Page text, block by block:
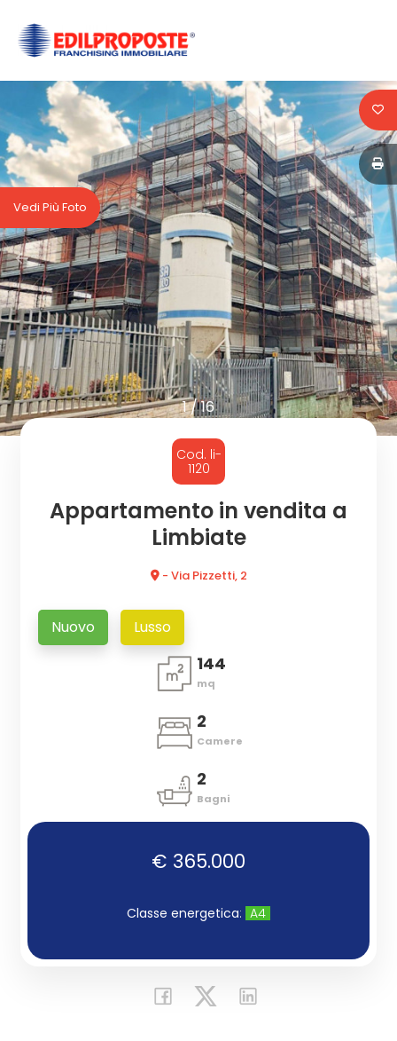
1/16
Vedi Più Foto
Cod. li-
1120
Appartamento in vendita a
Limbiate
- Via Pizzetti, 2
Nuovo Lusso
144
mq
2
Camere
2
Bagni
€ 365.000
Classe energetica: A4
HOME
CHI
SIAMO
AFFILIATI
VENDITA
AFFITTO
ACQUISIZIONE
LAVORA
Codice
Contratto
Qualsiasi
Vendita
Affitto
Scegli
dove
cercare
Comune
Tipologia